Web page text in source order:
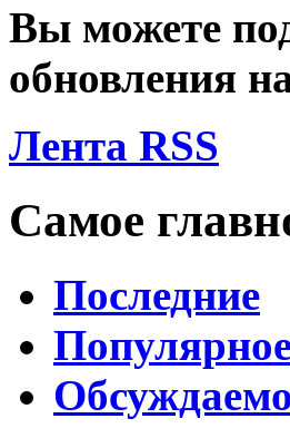
Вы можете
обновления
Лента RSS
Самое
Последние